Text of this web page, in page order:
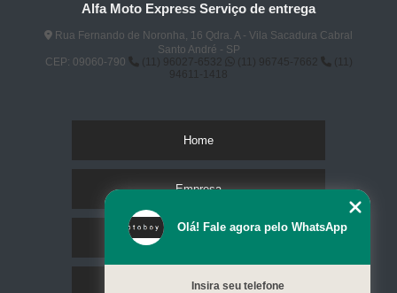
Alfa Moto Express Serviço de entrega
Rua Fernando de Noronha, 16 Qdra. A - Vila Sacadura Cabral
Santo André - SP
CEP: 09060-790
(11) 96027-6532 (11) 96745-7662
(11)
94611-1418
Home
Empresa
Serviços
Olá! Fale agora pelo WhatsApp
Insira seu telefone